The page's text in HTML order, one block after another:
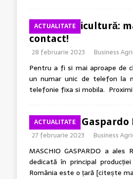
ACTUALITATE
Ipso Agricultură:
contact!
28 februarie 2023 Business
Pentru a fi si mai aproape de
un numar unic de telefon la
telefonie fixa si mobila.
ACTUALITATE
Maschio
27 februarie 2023 Business
MASCHIO GASPARDO a
dedicată în principal
România este o țară [citește